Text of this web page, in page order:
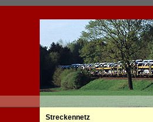
Streckennetz